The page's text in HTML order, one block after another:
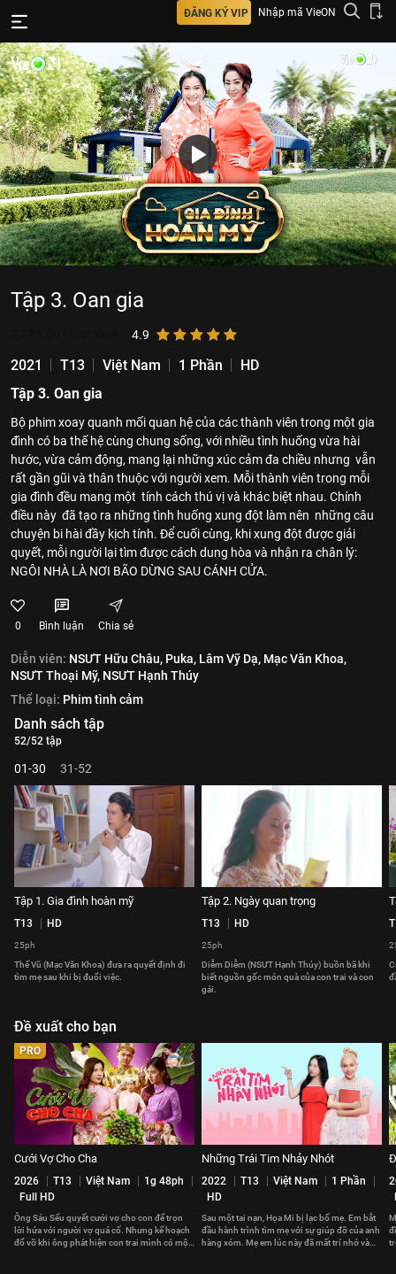
ĐĂNG KÝ VIP Nhập mã VieON
Tập 3. Oan gia
4.9
2021 T13 Việt Nam 1 Phần
HD
Tập 3. Oan gia
Bộ phim xoay quanh mối quan hệ của các thành viên trong một gia
đình có ba thế hệ cùng chung sống, với nhiều tình huống vừa hài
hước, vừa cảm động, mang lại những xúc cảm đa chiều nhưng vẫn
rất gần gũi và thân thuộc với người xem. Mỗi thành viên trong mỗi
gia đình đều mang một tính cách thú vị và khác biệt nhau. Chính
điều này đã tạo ra những tình huống xung đột làm nên những câu
chuyện bi hài đầy kịch tính. Để cuối cùng, khi xung đột được giải
quyết, mỗi người lại tìm được cách dung hòa và nhận ra chân lý:
NGÔI NHÀ LÀ NƠI BÃO DỪNG SAU CÁNH CỬA.
0 Bình luận Chia sẻ
Diễn viên: NSƯT Hữu Châu, Puka, Lâm Vỹ Dạ, Mạc Văn Khoa,
NSƯT Thoại Mỹ, NSƯT Hạnh Thúy
Thể loại: Phim tình cảm
Danh sách tập
52/52 tập
01-30 31-52
Tập 1. Gia đình hoàn mỹ
T13 HD
25ph
Thế Vũ (Mạc Văn Khoa) đưa ra quyết định đi
tìm mẹ sau khi bị đuổi việc.
Tập 2. Ngày quan trọng
T13 HD
25ph
Diễm Diễm (NSƯT Hạnh Thúy) buồn bã khi
biết nguồn gốc món quà của con trai và con
gái.
Đề xuất cho bạn
PRO
Cưới Vợ Cho Cha
2026 T13 Việt Nam
1g 48ph
Full HD
Ông Sáu Sếu quyết cưới vợ cho con để trọn
lời hứa với người vợ quá cố. Nhưng kế hoạch
đổ vỡ khi ông phát hiện con trai mình có một
Những Trái Tim Nhảy Nhót
2022 T13 Việt Nam
1 Phần
HD
Sau một tai nạn, Họa Mi bị lạc bố mẹ. Em bắt
đầu hành trình tìm mẹ với sự giúp đỡ của anh
hàng xóm. Mẹ em lúc này đã mất trí nhớ và